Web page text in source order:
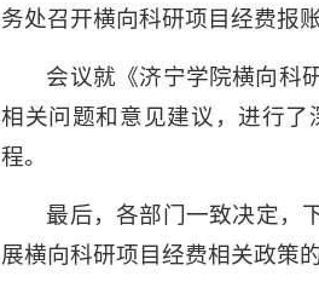
务处召开横向科研项目经费报
会议就《济宁学院横向科
相关问题和意见建议，进行
程。
最后，各部门一致决定，
展横向科研项目经费相关政策